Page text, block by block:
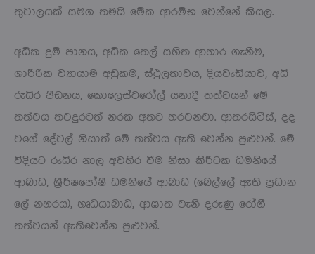
තුවාලයක් සමග තමයි මේක ආරම්භ වෙන්නේ කියල.
අධික දුම් පානය, අධික තෙල් සහිත ආහාර ගැනීම,
ශාරීරික ව්‍යායාම අඩුකම, ස්ථුලතාවය, දියවැඩියාව, අධි
රුධිර පීඩනය, කොලෙස්ටරෝල් යනාදී තත්වයන් මේ
තත්වය තවදුරටත් නරක අතට හරවනවා. ආතරයිටීස්, දද
වගේ දේවල් නිසාත් මේ තත්වය ඇති වෙන්න පුළුවන්. මේ
විදියට රුධිර නාල අවහිර වීම නිසා කිරීටක ධමනියේ
ආබාධ, ශ්‍රීර්ෂපෝෂී ධමනියේ ආබාධ (බෙල්ලේ ඇති ප්‍රධාන
ලේ නහරය), හෘධයාබාධ, ආඝාත වැනි දරුණු රෝගී
තත්වයන් ඇතිවෙන්න පුළුවන්.